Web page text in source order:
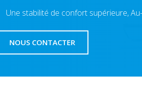
Une stabilité de confort supérieure,
NOUS CONTACTER